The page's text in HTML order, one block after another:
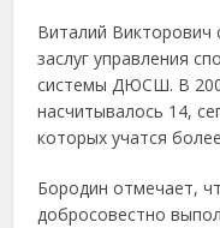
Виталий Викторович
заслуг управления
системы ДЮСШ. В
насчитывалось 14,
которых учатся
Бородин отмечает,
добросовестно